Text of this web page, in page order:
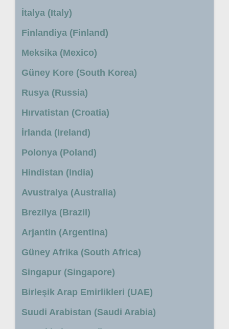
İtalya (Italy)
Finlandiya (Finland)
Meksika (Mexico)
Güney Kore (South Korea)
Rusya (Russia)
Hırvatistan (Croatia)
İrlanda (Ireland)
Polonya (Poland)
Hindistan (India)
Avustralya (Australia)
Brezilya (Brazil)
Arjantin (Argentina)
Güney Afrika (South Africa)
Singapur (Singapore)
Birleşik Arap Emirlikleri (UAE)
Suudi Arabistan (Saudi Arabia)